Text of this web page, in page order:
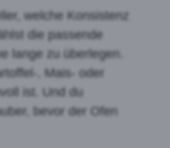
welche Konsistenz
die passende
lange zu überlegen.
, Mais- oder
ist. Und du
bevor der Ofen